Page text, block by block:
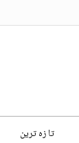
تا زہ ترین